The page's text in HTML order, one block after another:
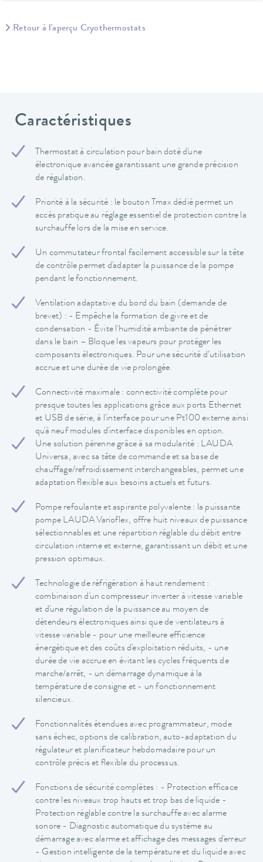
Retour à l'aperçu Cryothermostats
Caractéristiques
Thermostat à circulation pour bain doté d'une
électronique avancée garantissant une grande précision
de régulation.
Priorité à la sécurité : le bouton Tmax dédié permet un
accès pratique au réglage essentiel de protection contre la
surchauffe lors de la mise en service.
Un commutateur frontal facilement accessible sur la tête
de contrôle permet d'adapter la puissance de la pompe
pendant le fonctionnement.
Ventilation adaptative du bord du bain (demande de
brevet) : - Empêche la formation de givre et de
condensation - Évite l'humidité ambiante de pénétrer
dans le bain – Bloque les vapeurs pour protéger les
composants électroniques. Pour une sécurité d’utilisation
accrue et une durée de vie prolongée.
Connectivité maximale : connectivité complète pour
presque toutes les applications grâce aux ports Ethernet
et USB de série, à l'interface pour une Pt100 externe ainsi
qu'à neuf modules d'interface disponibles en option.
Une solution pérenne grâce à sa modularité : LAUDA
Universa, avec sa tête de commande et sa base de
chauffage/refroidissement interchangeables, permet une
adaptation flexible aux besoins actuels et futurs.
Pompe refoulante et aspirante polyvalente : la puissante
pompe LAUDA Varioflex, offre huit niveaux de puissance
sélectionnables et une répartition réglable du débit entre
circulation interne et externe, garantissant un débit et une
pression optimaux.
Technologie de réfrigération à haut rendement :
combinaison d'un compresseur inverter à vitesse variable
et d'une régulation de la puissance au moyen de
détendeurs électroniques ainsi que de ventilateurs à
vitesse variable - pour une meilleure efficience
énergétique et des coûts d'exploitation réduits, - une
durée de vie accrue en évitant les cycles fréquents de
marche/arrêt, - un démarrage dynamique à la
température de consigne et - un fonctionnement
silencieux.
Fonctionnalités étendues avec programmateur, mode
sans échec, options de calibration, auto-adaptation du
régulateur et planificateur hebdomadaire pour un
contrôle précis et flexible du processus.
Fonctions de sécurité complètes : - Protection efficace
contre les niveaux trop hauts et trop bas de liquide -
Protection réglable contre la surchauffe avec alarme
sonore - Diagnostic automatique du système au
démarrage avec alarme et affichage des messages d'erreur
- Gestion intelligente de la température et du liquide avec